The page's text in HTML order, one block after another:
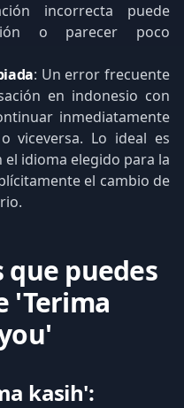
incorrecta puede
o parecer poco
: Un error frecuente
en indonesio con
inmediatamente
viceversa. Lo ideal es
idioma elegido para la
el cambio de
que puedes
'Terima
kasih':